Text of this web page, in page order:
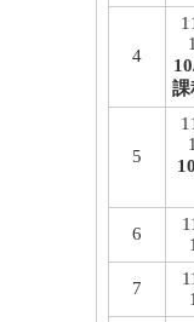
4
課
5
6
7